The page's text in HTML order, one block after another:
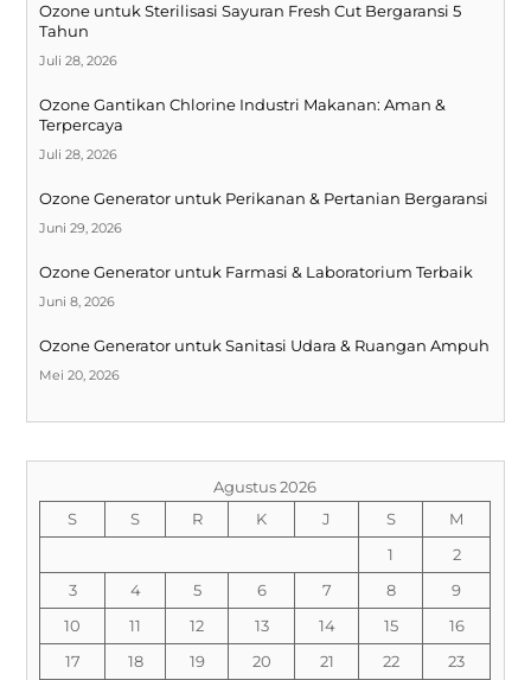
Ozone untuk Sterilisasi Sayuran Fresh Cut Bergaransi 5
Tahun
Juli 28, 2026
Ozone Gantikan Chlorine Industri Makanan: Aman &
Terpercaya
Juli 28, 2026
Ozone Generator untuk Perikanan & Pertanian Bergaransi
Juni 29, 2026
Ozone Generator untuk Farmasi & Laboratorium Terbaik
Juni 8, 2026
Ozone Generator untuk Sanitasi Udara & Ruangan Ampuh
Mei 20, 2026
Agustus 2026
S
S R K J S
M
1
2
3
4 5 6 7 8
9
10
11 12 13 14 15
16
17
18 19 20 21 22
23